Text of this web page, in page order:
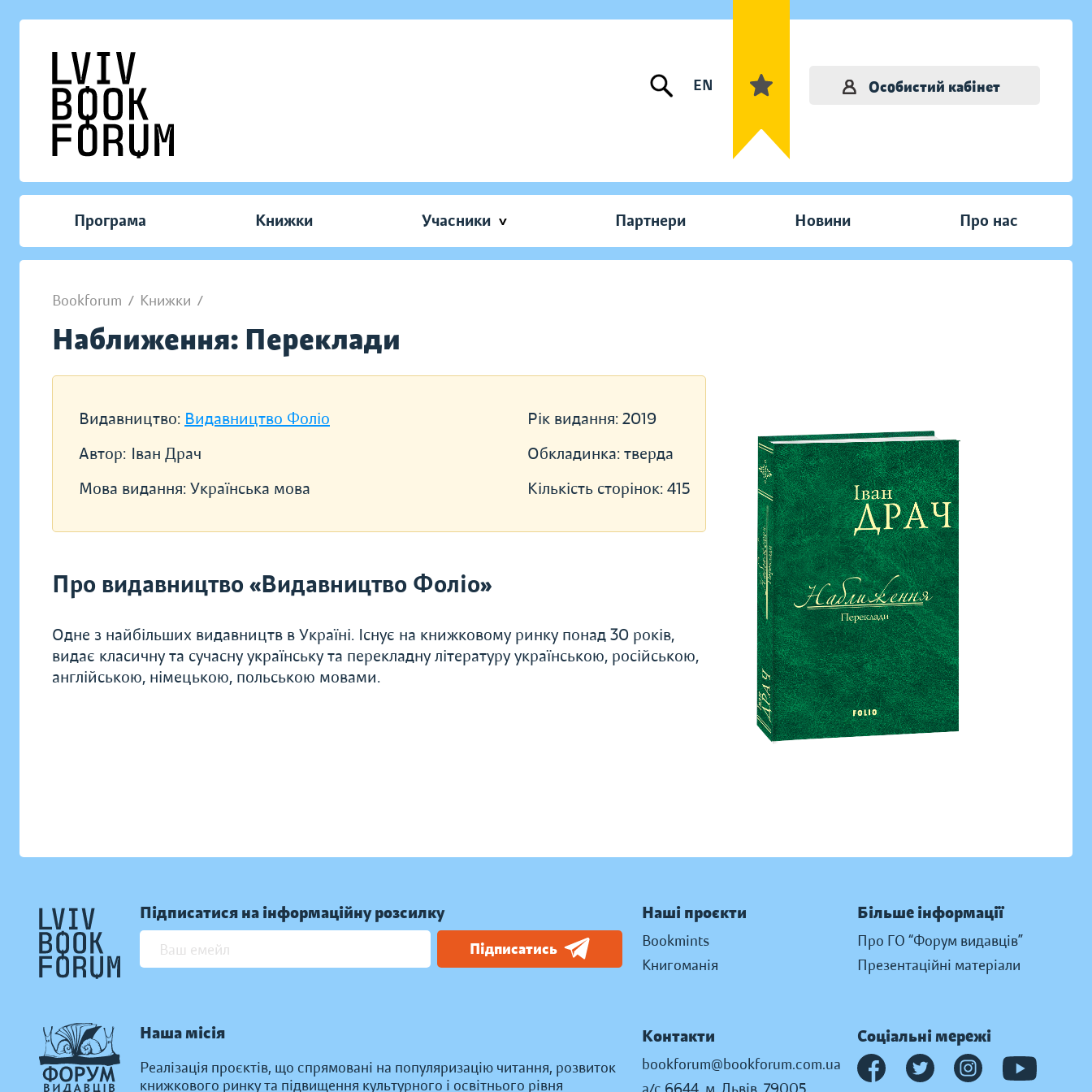
EN Особистий кабінет
Програма Книжки Учасники Партнери Новини Про нас
Bookforum / Книжки /
Наближення: Переклади
Видавництво: Видавництво Фоліо
Автор: Іван Драч
Мова видання: Українська мова
Рік видання: 2019
Обкладинка: тверда
Кількість сторінок: 415
Про видавництво «Видавництво Фоліо»
Одне з найбільших видавництв в Україні. Існує на книжковому ринку понад 30 років,
видає класичну та сучасну українську та перекладну літературу українською, російською,
англійською, німецькою, польською мовами.
Підписатися на інформаційну розсилку
Підписатись
Наша місія
Реалізація проєктів, що спрямовані на популяризацію читання, розвиток
книжкового ринку та підвищення культурного і освітнього рівня
Наші проєкти
Bookmints
Книгоманія
Більше інформації
Про ГО “Форум видавців”
Презентаційні матеріали
Контакти
bookforum@bookforum.com.ua
Соціальні мережі